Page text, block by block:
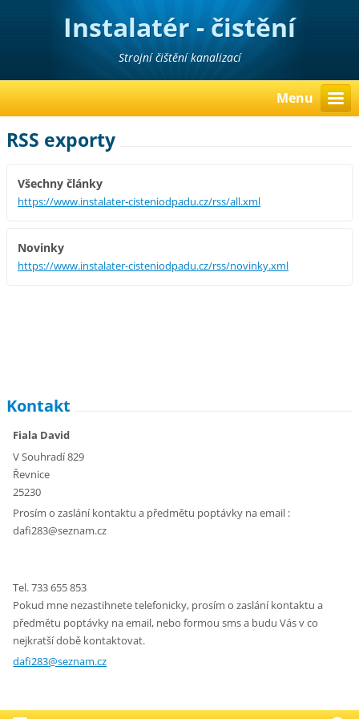
Instalatér - čistění
odpadů
Strojní čištění kanalizací
Menu
RSS exporty
Všechny články
https://www.instalater-cisteniodpadu.cz/rss/all.xml
Novinky
https://www.instalater-cisteniodpadu.cz/rss/novinky.xml
Kontakt
Fiala David
V Souhradí 829
Řevnice
25230
Prosím o zaslání kontaktu a předmětu poptávky na email :
dafi283@seznam.cz
Tel. 733 655 853
Pokud mne nezastihnete telefonicky, prosím o zaslání kontaktu a
předmětu poptávky na email, nebo formou sms a budu Vás v co
nejkratší době kontaktovat.
dafi283@seznam.cz